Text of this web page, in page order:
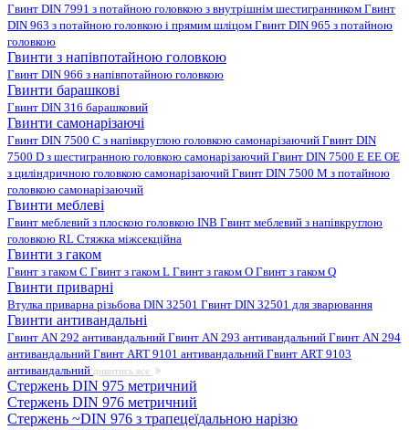
Гвинт DIN 7991 з потайною головкою з внутрішнім шестигранником Гвинт
DIN 963 з потайною головкою і прямим шліцом Гвинт DIN 965 з потайною
головкою
Гвинти з напівпотайною головкою
Гвинт DIN 966 з напівпотайною головкою
Гвинти барашкові
Гвинт DIN 316 барашковий
Гвинти самонарізаючі
Гвинт DIN 7500 C з напівкруглою головкою самонарізаючий Гвинт DIN
7500 D з шестигранною головкою самонарізаючий Гвинт DIN 7500 E EE OE
з циліндричною головкою самонарізаючий Гвинт DIN 7500 M з потайною
головкою самонарізаючий
Гвинти меблеві
Гвинт меблевий з плоскою головкою INB Гвинт меблевий з напівкруглою
головкою RL Стяжка міжсекційна
Гвинти з гаком
Гвинт з гаком C Гвинт з гаком L Гвинт з гаком O Гвинт з гаком Q
Гвинти приварні
Втулка приварна різьбова DIN 32501 Гвинт DIN 32501 для зварювання
Гвинти антивандальні
Гвинт AN 292 антивандальний Гвинт AN 293 антивандальний Гвинт AN 294
антивандальний Гвинт ART 9101 антивандальний Гвинт ART 9103
антивандальний дивитись все
Стержень DIN 975 метричний
Стержень DIN 976 метричний
Стержень ~DIN 976 з трапецеїдальною нарізю